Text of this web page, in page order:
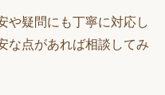
や疑問にも丁寧に対応し
な点があれば相談してみ